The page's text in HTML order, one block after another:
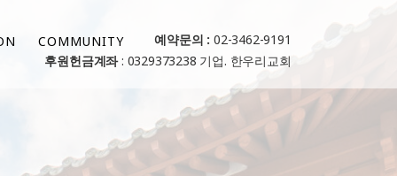
COMMUNITY 예약문의 : 02-3462-9191
후원헌금계좌: 0329373238 기업. 한우리교회